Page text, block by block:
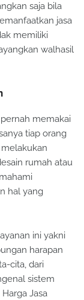
saja bila
jasa
memiliki
walhasil
memakai
tiap orang
rumah atau
hal yang
ini yakni
harapan
cita, dari
sistem
Jasa